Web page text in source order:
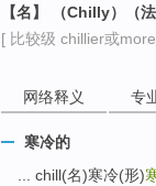
【名】 （Chilly）（
[ 比较级 chillier或
网络释义 专
寒冷的
... chill(名)寒冷(形)